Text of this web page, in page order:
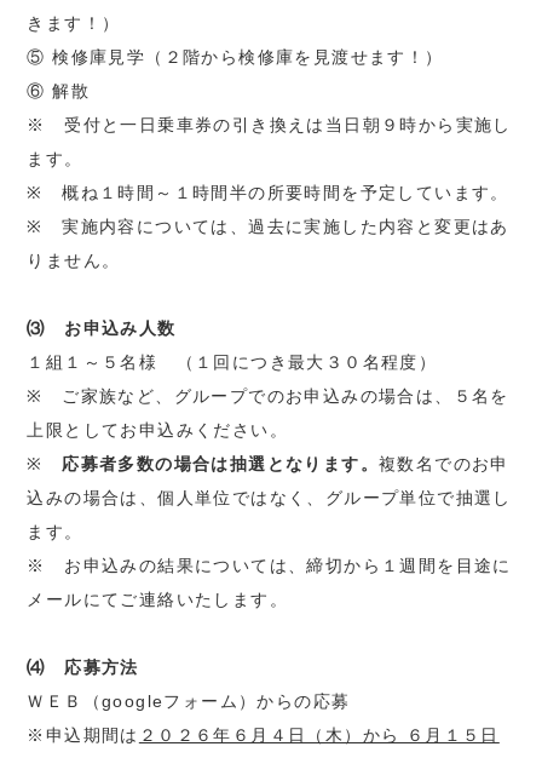
きます！）
⑤ 検修庫見学（２階から検修庫を見渡せます！）
⑥ 解散
※ 受付と一日乗車券の引き換えは当日朝９時から実施し
ます。
※ 概ね１時間～１時間半の所要時間を予定しています。
※ 実施内容については、過去に実施した内容と変更はあ
りません。
⑶ お申込み人数
１組１～５名様 （１回につき最大３０名程度）
※ ご家族など、グループでのお申込みの場合は、５名を
上限としてお申込みください。
※ 応募者多数の場合は抽選となります。複数名でのお申
込みの場合は、個人単位ではなく、グループ単位で抽選し
ます。
※ お申込みの結果については、締切から１週間を目途に
メールにてご連絡いたします。
⑷ 応募方法
ＷＥＢ（googleフォーム）からの応募
※申込期間は ２０２６年６月４日（木）から ６月１５日